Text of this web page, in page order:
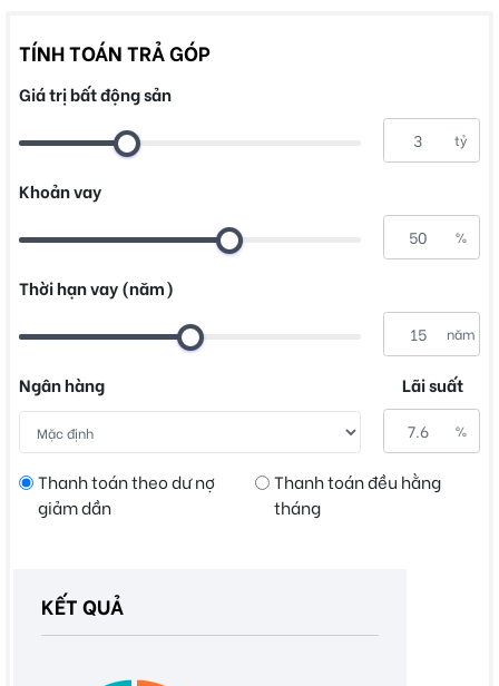
TÍNH TOÁN TRẢ GÓP
Giá trị bất động sản
tỷ
Khoản vay
%
Thời hạn vay (năm)
năm
Ngân hàng Lãi suất
%
Thanh toán theo dư nợ
giảm dần
Thanh toán đều hằng
tháng
KẾT QUẢ